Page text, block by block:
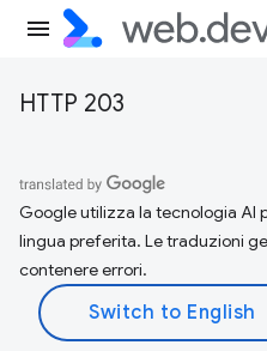
HTTP 203
Google utilizza la tecnologia AI
lingua preferita. Le traduzioni
contenere errori.